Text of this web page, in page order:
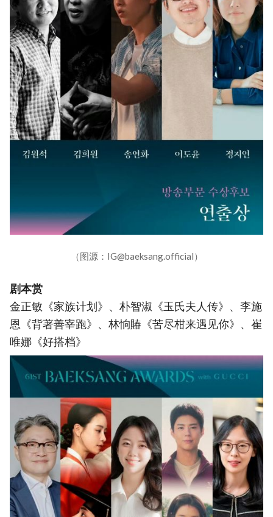
（图源：IG@baeksang.official）
剧本赏
金正敏《家族计划》、朴智淑《玉氏夫人传》、李施
恩《背著善宰跑》、林恦賰《苦尽柑来遇见你》、崔
唯娜《好搭档》